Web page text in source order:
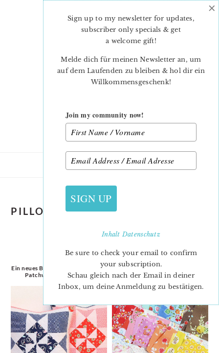
PILLOW
Ein neues BERNINA Blog Tutorial:
Patchwork-Stern Kissen
Cathedral Windows
Sign up to my newsletter for updates,
subscriber only specials & get
a welcome gift!
Melde dich für meinen Newsletter an, um
auf dem Laufenden zu bleiben & hol dir ein
Willkommensgeschenk!
Join my community now!
SIGN UP
InhaltDatenschutz
Be sure to check your email to confirm
your subscription.
Schau gleich nach der Email in deiner
Inbox, um deine Anmeldung zu bestätigen.
×